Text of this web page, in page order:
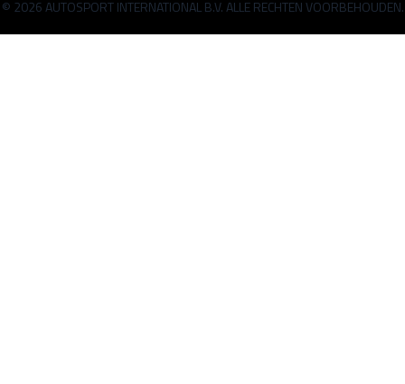
© 2026 AUTOSPORT INTERNATIONAL B.V. ALLE RECHTEN VOORBEHOUDEN.